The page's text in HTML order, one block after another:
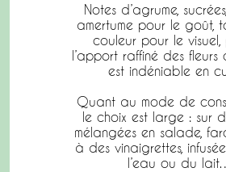
Notes d’agrume,
amertume pour le goût,
couleur pour le visuel,
l’apport raffiné des fleurs
est indéniable en
Quant au mode de
le choix est large : sur
mélangées en salade,
à des vinaigrettes,
l’eau ou du